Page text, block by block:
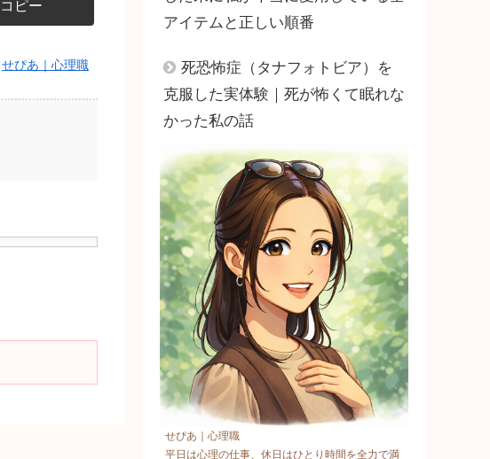
コピー
せぴあ｜心理職
アイテムと正しい順番
死恐怖症（タナフォトビア）を
克服した実体験｜死が怖くて眠れな
かった私の話
せぴあ｜心理職
平日は心理の仕事、休日はひとり時間を全力で満